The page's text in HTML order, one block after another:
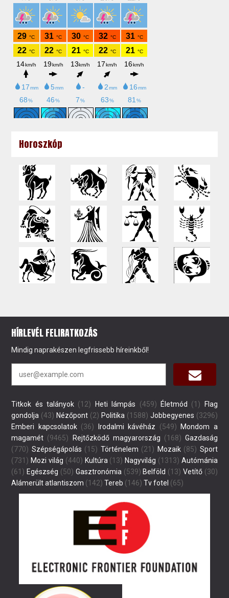
Horoszkóp
HÍRLEVÉL FELIRATKOZÁS
Mindig naprakészen legfrissebb híreinkből!
Titkok és talányok (12) Heti lámpás (459) Életmód (1)
Flag
gondolja (43) Nézőpont (2) Politika (1588) Jobbegyenes (3296)
Emberi kapcsolatok(36) Irodalmi kávéház (549)
Mondom a
magamét (9465) Rejtőzködő magyarország (168) Gazdaság
(770) Szépségápolás (15) Történelem (21) Mozaik(85) Sport
(731) Mozi világ (440) Kultúra (13) Nagyvilág (1313) Autómánia
(61) Egészség (50) Gasztronómia (539) Belföld (13) Vetítő(30)
Alámerült atlantiszom (142) Tereb (146) Tv fotel (65)